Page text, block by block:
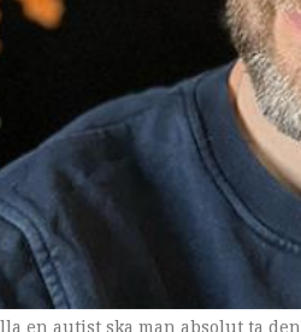
en autist ska man absolut ta